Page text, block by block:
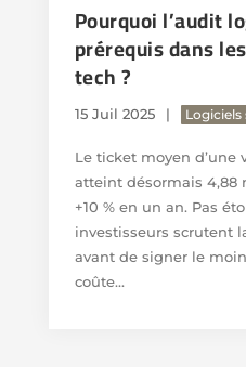
Pourquoi l’audit
prérequis dans
tech ?
15 Juil 2025 Logiciels
Le ticket moyen d’une
atteint désormais 4,88
+10 % en un an. Pas
investisseurs scrutent
avant de signer le
coûte...